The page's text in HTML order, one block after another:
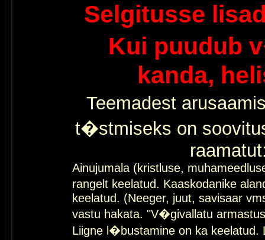
Selgitusse
Kui puudub
kanda,
Teemadest
t�stmiseks on
Ainujumala (kristluse,
rangelt keelatud. Kaaskodanike
keelatud. (Neeger, juut, savisaar
vastu hakata. "V�givallatu
Liigne l�bustamine on ka keelatud.